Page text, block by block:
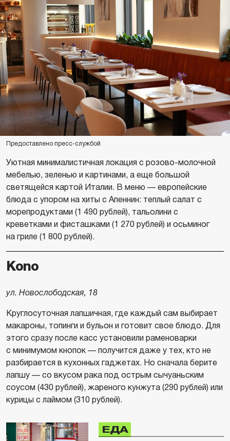
Предоставлено пресс-службой
Уютная минималистичная локация с розово-молочной
мебелью, зеленью и картинами, а еще большой
светящейся картой Италии. В меню — европейские
блюда с упором на хиты с Апеннин: теплый салат с
морепродуктами (1 490 рублей), тальолини с
креветками и фисташками (1 270 рублей) и осьминог
на гриле (1 800 рублей).
Kono
ул. Новослободская, 18
Круглосуточная лапшичная, где каждый сам выбирает
макароны, топинги и бульон и готовит свое блюдо. Для
этого сразу после касс установили раменоварки
с минимумом кнопок — получится даже у тех, кто не
разбирается в кухонных гаджетах. Но сначала берите
лапшу — со вкусом рака под острым сычуаньским
соусом (430 рублей), жареного кунжута (290 рублей) или
курицы с лаймом (310 рублей).
ЕДА